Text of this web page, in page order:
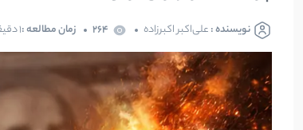
نویسنده :علی‌اکبر اکبرزاده 264 زمان مطالعه :1 دقیقه